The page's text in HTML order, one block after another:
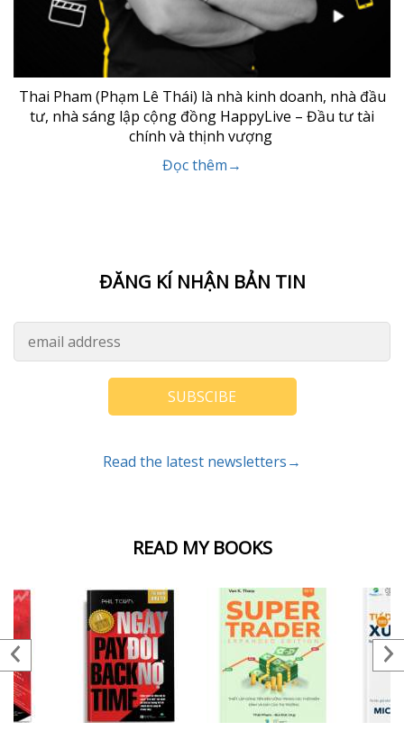
READ MY BOOKS
Thai Pham (Phạm Lê Thái) là nhà kinh doanh, nhà đầu
tư, nhà sáng lập cộng đồng HappyLive – Đầu tư tài
chính và thịnh vượng
Đọc thêm→
ĐĂNG KÍ NHẬN BẢN TIN
SUBSCIBE
Read the latest newsletters→